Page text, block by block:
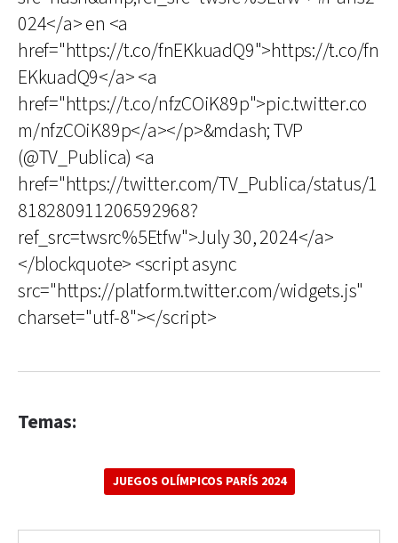
024</a> en <a
href="https://t.co/fnEKkuadQ9">https://t.co/fn
EKkuadQ9</a> <a
href="https://t.co/nfzCOiK89p">pic.twitter.co
m/nfzCOiK89p</a></p>&mdash; TVP
(@TV_Publica) <a
href="https://twitter.com/TV_Publica/status/1
818280911206592968?
ref_src=twsrc%5Etfw">July 30, 2024</a>
</blockquote> <script async
src="https://platform.twitter.com/widgets.js"
charset="utf-8"></script>
Temas:
JUEGOS OLÍMPICOS PARÍS 2024